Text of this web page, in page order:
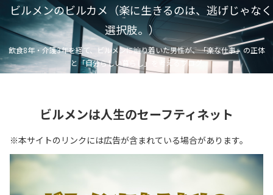
ビルメンのビルカメ（楽に生きるのは、逃げじゃなく
選択肢。）
飲食8年・介護3年を経て、ビルメンに辿り着いた男性が、「楽な仕事」の正体
と「自分らしい暮らし」を考えるブログ
ビルメンは人生のセーフティネット
※本サイトのリンクには広告が含まれている場合があります。